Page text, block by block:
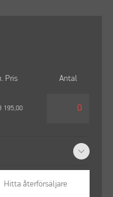
Pris Antal
195,00
Hitta återförsäljare